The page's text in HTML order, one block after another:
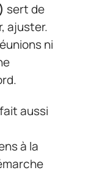
sert de
ajuster.
ni
aussi
à la